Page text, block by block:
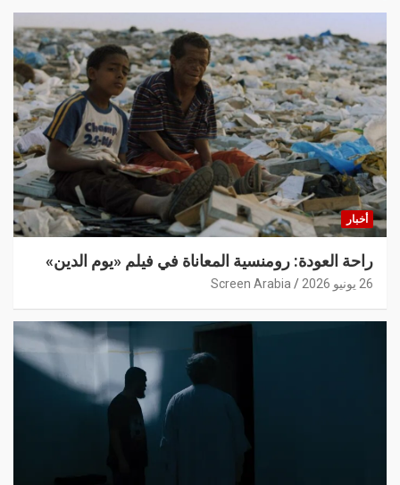
أخبار
راحة العودة: رومنسية المعاناة في فيلم «يوم الدين»
26 يونيو 2026 Screen Arabia